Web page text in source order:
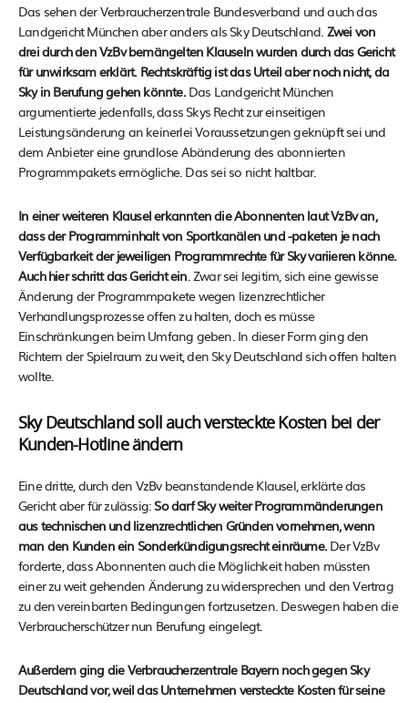
Das sehen der Verbraucherzentrale Bundesverband und auch das
Landgericht München aber anders als Sky Deutschland. Zwei von
drei durch den VzBv bemängelten Klauseln wurden durch das Gericht
für unwirksam erklärt. Rechtskräftig ist das Urteil aber noch nicht, da
Sky in Berufung gehen könnte.Das Landgericht München
argumentierte jedenfalls, dass Skys Recht zur einseitigen
Leistungsänderung an keinerlei Voraussetzungen geknüpft sei und
dem Anbieter eine grundlose Abänderung des abonnierten
Programmpakets ermögliche. Das sei so nicht haltbar.
In einer weiteren Klausel erkannten die Abonnenten laut VzBv an,
dass der Programminhalt von Sportkanälen und -paketen je nach
Verfügbarkeit der jeweiligen Programmrechte für Sky variieren könne.
Auch hier schritt das Gericht ein . Zwar sei legitim, sich eine gewisse
Änderung der Programmpakete wegen lizenzrechtlicher
Verhandlungsprozesse offen zu halten, doch es müsse
Einschränkungen beim Umfang geben. In dieser Form ging den
Richtern der Spielraum zu weit, den Sky Deutschland sich offen halten
wollte.
Sky Deutschland soll auch versteckte Kosten bei der
Kunden-Hotline ändern
Eine dritte, durch den VzBv beanstandende Klausel, erklärte das
Gericht aber für zulässig: So darf Sky weiter Programmänderungen
aus technischen und lizenzrechtlichen Gründen vornehmen, wenn
man den Kunden ein Sonderkündigungsrecht einräume.Der VzBv
forderte, dass Abonnenten auch die Möglichkeit haben müssten
einer zu weit gehenden Änderung zu widersprechen und den Vertrag
zu den vereinbarten Bedingungen fortzusetzen. Deswegen haben die
Verbraucherschützer nun Berufung eingelegt.
Außerdem ging die Verbraucherzentrale Bayern noch gegen Sky
Deutschland vor, weil das Unternehmen versteckte Kosten für seine